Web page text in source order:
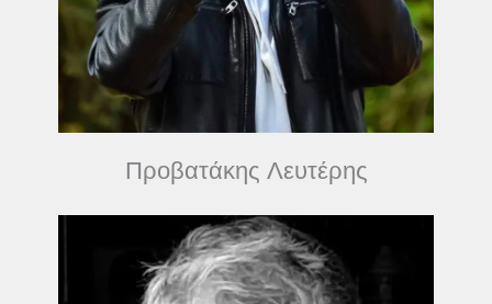
Προβατάκης Λευτέρης